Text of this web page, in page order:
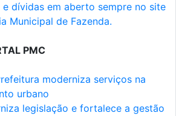
dívidas em aberto sempre no site
Municipal de Fazenda.
PMC
moderniza serviços na
urbano
legislação e fortalece a gestão